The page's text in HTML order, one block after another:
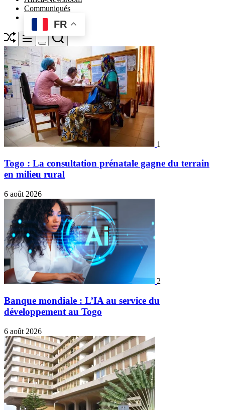
Communiqués
FR
ShuffleMenu
Switch
color
mode
Search
1
Togo : La consultation prénatale gagne du terrain
en milieu rural
6 août 2026
2
Banque mondiale : L’IA au service du
développement au Togo
6 août 2026